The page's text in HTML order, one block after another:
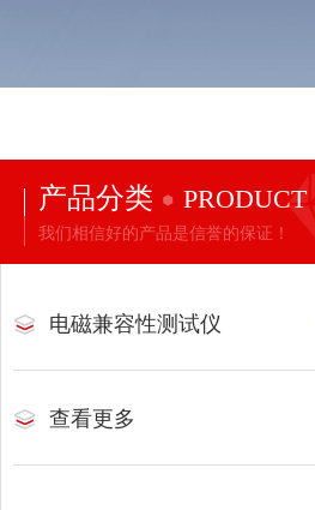
产品分类 PRODUCT
我们相信好的产品是信誉的保证！
电磁兼容性测试仪
查看更多